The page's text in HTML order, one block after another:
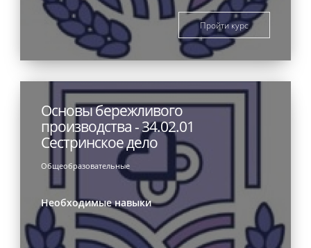
Пройти курс
Основы бережливого
производства - 34.02.01
Сестринское дело
Общеобразовательные
Необходимые навыки